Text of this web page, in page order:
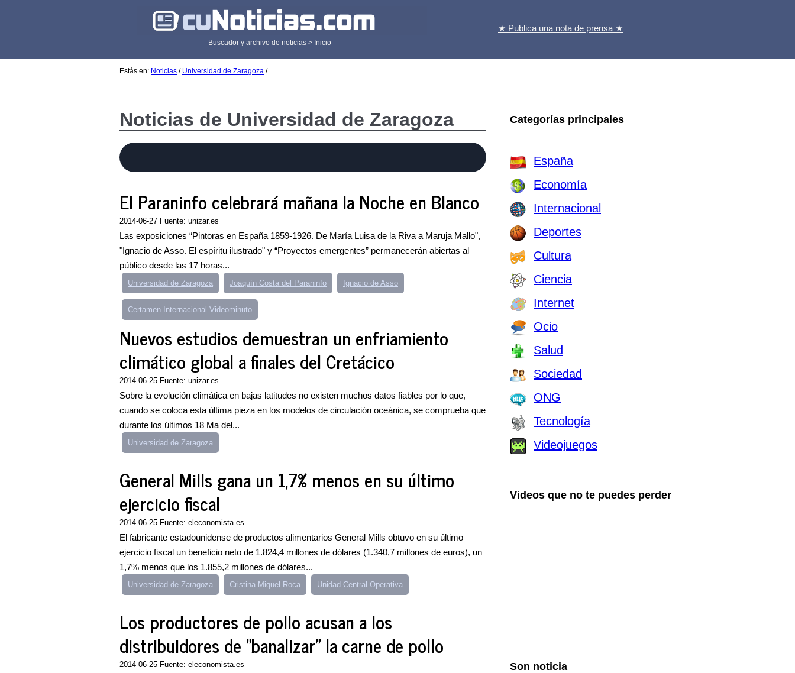
Buscador y archivo de noticias > Inicio
★ Publica una nota de prensa ★
Estás en: Noticias / Universidad de Zaragoza /
Noticias de Universidad de Zaragoza
El Paraninfo celebrará mañana la Noche en Blanco
2014-06-27 Fuente: unizar.es
Las exposiciones “Pintoras en España 1859-1926. De María Luisa de la Riva a Maruja Mallo",
"Ignacio de Asso. El espíritu ilustrado" y “Proyectos emergentes” permanecerán abiertas al
público desde las 17 horas...
Universidad de Zaragoza Joaquín Costa del Paraninfo Ignacio de Asso
Certamen Internacional Videominuto
Nuevos estudios demuestran un enfriamiento
climático global a finales del Cretácico
2014-06-25 Fuente: unizar.es
Sobre la evolución climática en bajas latitudes no existen muchos datos fiables por lo que,
cuando se coloca esta última pieza en los modelos de circulación oceánica, se comprueba que
durante los últimos 18 Ma del...
Universidad de Zaragoza
General Mills gana un 1,7% menos en su último
ejercicio fiscal
2014-06-25 Fuente: eleconomista.es
El fabricante estadounidense de productos alimentarios General Mills obtuvo en su último
ejercicio fiscal un beneficio neto de 1.824,4 millones de dólares (1.340,7 millones de euros), un
1,7% menos que los 1.855,2 millones de dólares...
Universidad de Zaragoza Cristina Miquel Roca Unidad Central Operativa
Los productores de pollo acusan a los
distribuidores de "banalizar" la carne de pollo
2014-06-25 Fuente: eleconomista.es
Categorías principales
España
Economía
Internacional
Deportes
Cultura
Ciencia
Internet
Ocio
Salud
Sociedad
ONG
Tecnología
Videojuegos
Videos que no te puedes perder
Son noticia